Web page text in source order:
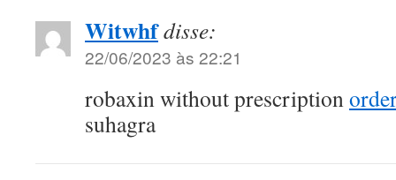
Witwhfdisse:
22/06/2023 às 22:21
robaxin without prescription
suhagra